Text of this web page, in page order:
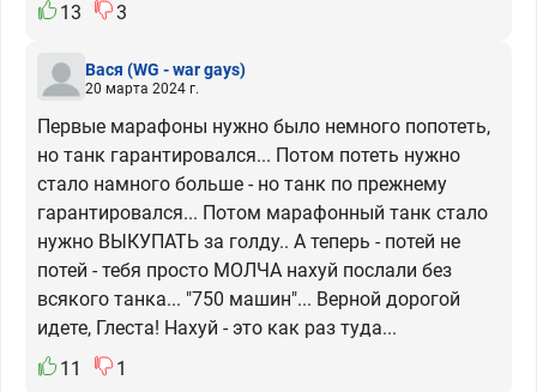
13 3
Вася (WG - war gays)
20 марта 2024 г.
Первые марафоны нужно было немного попотеть,
но танк гарантировался... Потом потеть нужно
стало намного больше - но танк по прежнему
гарантировался... Потом марафонный танк стало
нужно ВЫКУПАТЬ за голду.. А теперь - потей не
потей - тебя просто МОЛЧА нахуй послали без
всякого танка... "750 машин"... Верной дорогой
идете, Глеста! Нахуй - это как раз туда...
11
1